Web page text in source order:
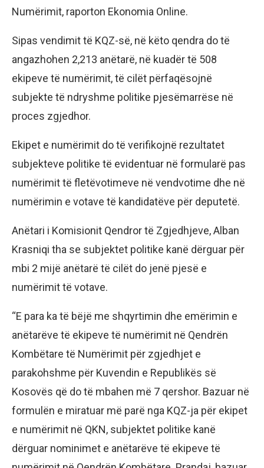
Numërimit, raporton Ekonomia Online.
Sipas vendimit të KQZ-së, në këto qendra do të
angazhohen 2,213 anëtarë, në kuadër të 508
ekipeve të numërimit, të cilët përfaqësojnë
subjekte të ndryshme politike pjesëmarrëse në
proces zgjedhor.
Ekipet e numërimit do të verifikojnë rezultatet
subjekteve politike të evidentuar në formularë pas
numërimit të fletëvotimeve në vendvotime dhe në
numërimin e votave të kandidatëve për deputetë.
Anëtari i Komisionit Qendror të Zgjedhjeve, Alban
Krasniqi tha se subjektet politike kanë dërguar për
mbi 2 mijë anëtarë të cilët do jenë pjesë e
numërimit të votave.
“E para ka të bëjë me shqyrtimin dhe emërimin e
anëtarëve të ekipeve të numërimit në Qendrën
Kombëtare të Numërimit për zgjedhjet e
parakohshme për Kuvendin e Republikës së
Kosovës që do të mbahen më 7 qershor. Bazuar në
formulën e miratuar më parë nga KQZ-ja për ekipet
e numërimit në QKN, subjektet politike kanë
dërguar nominimet e anëtarëve të ekipeve të